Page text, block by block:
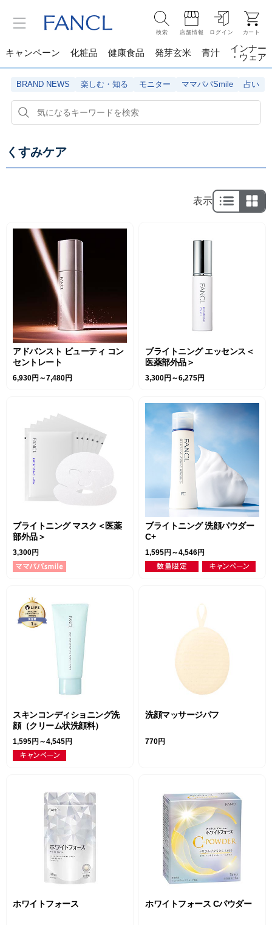
検索 店舗情報 ログイン カート
キャンペーン 化粧品 健康食品 発芽玄米 青汁
インナー
・ウェア
BRAND NEWS 楽しむ・知る モニター ママパパSmile 占い
くすみケア
表示
アドバンスト ビューティ コン
セントレート
6,930円～7,480円
ブライトニング エッセンス＜
医薬部外品＞
3,300円～6,275円
ブライトニング マスク＜医薬
部外品＞
3,300円
ブライトニング 洗顔パウダー
C+
1,595円～4,546円
スキンコンディショニング洗
顔（クリーム状洗顔料）
1,595円～4,545円
洗顔マッサージパフ
770円
ホワイトフォース ホワイトフォース Cパウダー